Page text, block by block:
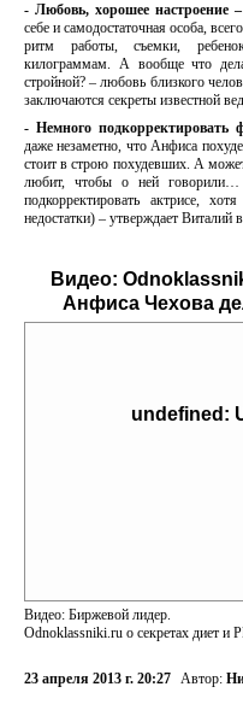
- Любовь, хорошее настроение
себе и самодостаточная особа,
ритм работы, съемки,
килограммам. А вообще что
стройной? – любовь близкого
заключаются секреты известной
- Немного подкорректировать
даже незаметно, что Анфиса
стоит в строю похудевших. А
любит, чтобы о ней говорили…
подкорректировать актрисе,
недостатки) – утверждает Виталий
Видео:
Анфиса Чехова
undefined:
Видео: Биржевой лидер.
Odnoklassniki.ru о секретах диет и
23 апреля 2013 г. 20:27 Автор: